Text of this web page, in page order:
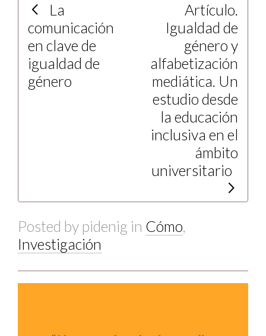
La
comunicación
en clave de
igualdad de
género
Artículo.
Igualdad de
género y
alfabetización
mediática. Un
estudio desde
la educación
inclusiva en el
ámbito
universitario
Posted by pidenig in Cómo,
Investigación